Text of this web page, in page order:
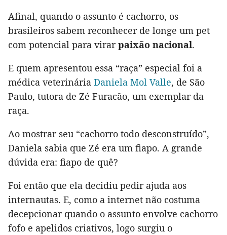
Afinal, quando o assunto é cachorro, os
brasileiros sabem reconhecer de longe um pet
com potencial para virarpaixão nacional.
E quem apresentou essa “raça” especial foi a
médica veterinária Daniela Mol Valle, de São
Paulo, tutora de Zé Furacão, um exemplar da
raça.
Ao mostrar seu “cachorro todo desconstruído”,
Daniela sabia que Zé era um fiapo. A grande
dúvida era: fiapo de quê?
Foi então que ela decidiu pedir ajuda aos
internautas. E, como a internet não costuma
decepcionar quando o assunto envolve cachorro
fofo e apelidos criativos, logo surgiu o